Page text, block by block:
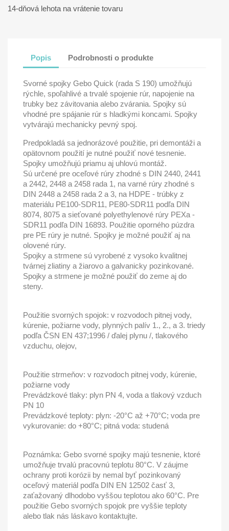
14-dňová lehota na vrátenie tovaru
Popis Podrobnosti o produkte
Svorné spojky Gebo Quick (rada S 190) umožňujú
rýchle, spoľahlivé a trvalé spojenie rúr, napojenie na
trubky bez závitovania alebo zvárania. Spojky sú
vhodné pre spájanie rúr s hladkými koncami. Spojky
vytvárajú mechanicky pevný spoj.
Predpokladá sa jednorázové použitie, pri demontáži a
opätovnom použití je nutné použiť nové tesnenie.
Spojky umožňujú priamu aj uhlovú montáž.
Sú určené pre oceľové rúry zhodné s DIN 2440, 2441
a 2442, 2448 a 2458 rada 1, na varné rúry zhodné s
DIN 2448 a 2458 rada 2 a 3, na HDPE - trúbky z
materiálu PE100-SDR11, PE80-SDR11 podľa DIN
8074, 8075 a sieťované polyethylenové rúry PEXa -
SDR11 podľa DIN 16893. Použitie oporného púzdra
pre PE rúry je nutné. Spojky je možné použiť aj na
olovené rúry.
Spojky a strmene sú vyrobené z vysoko kvalitnej
tvárnej zliatiny a žiarovo a galvanicky pozinkované.
Spojky a strmene je možné použiť do zeme aj do
steny.
Použitie svorných spojok: v rozvodoch pitnej vody,
kúrenie, požiarne vody, plynných palív 1., 2., a 3. triedy
podľa ČSN EN 437;1996 / ďalej plynu /, tlakového
vzduchu, olejov,
Použitie strmeňov: v rozvodoch pitnej vody, kúrenie,
požiarne vody
Prevádzkové tlaky: plyn PN 4, voda a tlakový vzduch
PN 10
Prevádzkové teploty: plyn: -20°C až +70°C; voda pre
vykurovanie: do +80°C; pitná voda: studená
Poznámka: Gebo svorné spojky majú tesnenie, ktoré
umožňuje trvalú pracovnú teplotu 80°C. V záujme
ochrany proti korózii by nemal byť pozinkovaný
oceľový materiál podľa DIN EN 12502 časť 3,
zaťažovaný dlhodobo vyššou teplotou ako 60°C. Pre
použitie Gebo svorných spojok pre vyššie teploty
alebo tlak nás láskavo kontaktujte.